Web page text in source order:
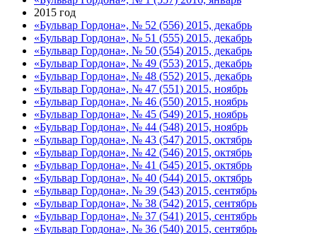
2015 год
«Бульвар Гордона», № 52 (556) 2015, декабрь
«Бульвар Гордона», № 51 (555) 2015, декабрь
«Бульвар Гордона», № 50 (554) 2015, декабрь
«Бульвар Гордона», № 49 (553) 2015, декабрь
«Бульвар Гордона», № 48 (552) 2015, декабрь
«Бульвар Гордона», № 47 (551) 2015, ноябрь
«Бульвар Гордона», № 46 (550) 2015, ноябрь
«Бульвар Гордона», № 45 (549) 2015, ноябрь
«Бульвар Гордона», № 44 (548) 2015, ноябрь
«Бульвар Гордона», № 43 (547) 2015, октябрь
«Бульвар Гордона», № 42 (546) 2015, октябрь
«Бульвар Гордона», № 41 (545) 2015, октябрь
«Бульвар Гордона», № 40 (544) 2015, октябрь
«Бульвар Гордона», № 39 (543) 2015, сентябрь
«Бульвар Гордона», № 38 (542) 2015, сентябрь
«Бульвар Гордона», № 37 (541) 2015, сентябрь
«Бульвар Гордона», № 36 (540) 2015, сентябрь